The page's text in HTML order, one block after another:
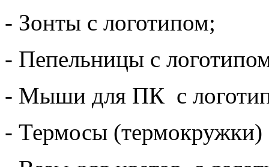
- Зонты с логотипом;
- Пепельницы с
- Мыши для ПК с
- Термосы